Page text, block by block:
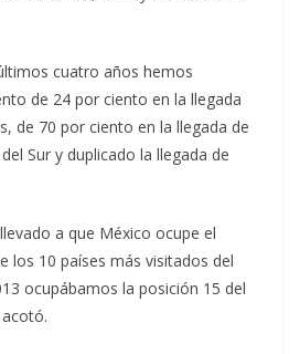
cuatro años hemos
de 24 por ciento en la llegada
de 70 por ciento en la llegada de
Sur y duplicado la llegada de
a que México ocupe el
los 10 países más visitados del
ocupábamos la posición 15 del